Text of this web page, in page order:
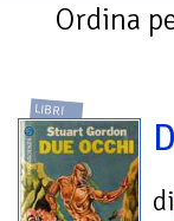
Ordina
LIBRI
di